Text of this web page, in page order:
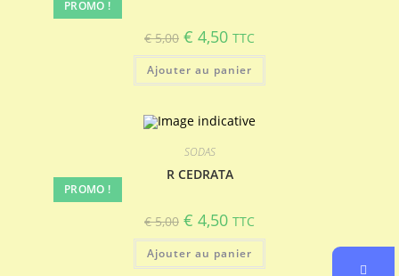
PROMO !
€5,00 Le
prix
initial
était :
€ 5,00.
€ 4,50Le
prix
actuel
est :
€ 4,50.
TTC
Ajouter au panier
PROMO !
SODAS
R CEDRATA
€5,00 Le
prix
initial
était :
€ 5,00.
€ 4,50Le
prix
actuel
est :
€ 4,50.
TTC
Ajouter au panier